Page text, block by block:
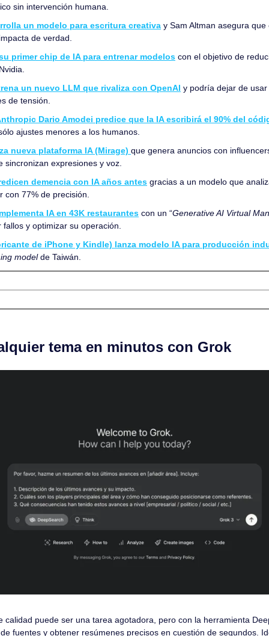
sin intervención humana.
un modelo para escritura creativa y Sam Altman asegura
de verdad.
primer chip de IA para entrenar modelos con el objetivo de
un nuevo LLM que rivaliza con OpenAI y podría dejar de
de tensión.
Dario Amodei predice que la IA escribirá el 90% del
ajustes menores a los humanos.
nueva plataforma IA (Mirage) que genera anuncios con
sincronizan expresiones y voz.
demencia con IA años antes gracias a un modelo que
con 77% de precisión.
IA en 43K restaurantes con un “Generative AI Virtual
fallos y optimizar su operación.
de iPhone y Kindle) lanza modelo IA para producción
model de Taiwán.
tema en minutos con Grok
calidad puede ser una tarea agotadora, pero con la herramienta
fuentes y obtener resúmenes precisos en cuestión de segundos.